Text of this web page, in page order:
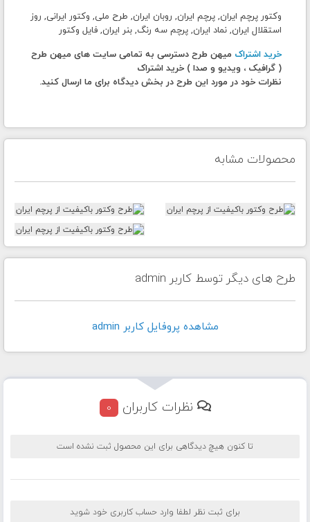
وکتور پرچم ایران, پرچم ایران, روبان ایران, طرح ملی, وکتور ایرانی, روز
استقلال ایران, نماد ایران, پرچم سه رنگ, بنر ایران, فایل وکتور
خرید اشتراک میهن طرح دسترسی به تمامی سایت های میهن طرح
( گرافیک ، ویدیو و صدا ) خرید اشتراک
نظرات خود در مورد این طرح در بخش دیدگاه برای ما ارسال کنید.
محصولات مشابه
طرح های دیگر توسط کاربر admin
مشاهده پروفايل کاربر admin
نظرات کاربران 0
تا کنون هیچ دیدگاهی برای این محصول ثبت نشده است
برای ثبت نظر لطفا وارد حساب کاربری خود شوید